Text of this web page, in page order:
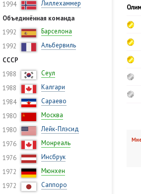
1994
Лиллехаммер
Объединённая команда
1992
Барселона
1992
Альбервиль
СССР
1988
Сеул
1988
Калгари
1984
Сараево
1980
Москва
1980
Лейк-Плэсид
1976
Монреаль
1976
Инсбрук
1972
Мюнхен
1972
Саппоро